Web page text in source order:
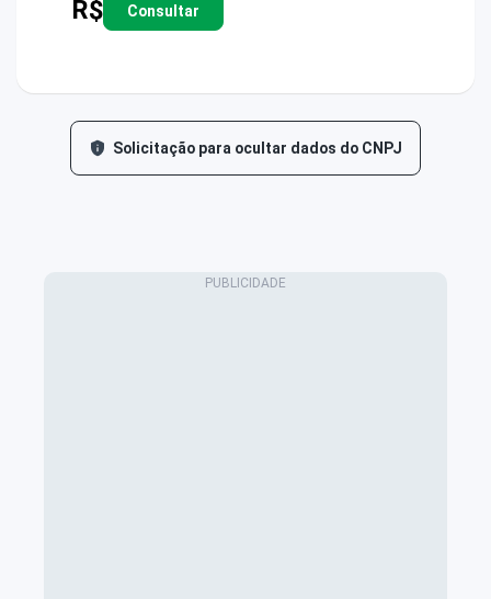
R$ Consultar
Solicitação para ocultar dados do CNPJ